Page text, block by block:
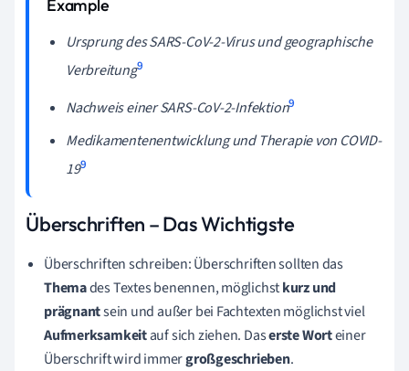
Ursprung des SARS-CoV-2-Virus und geographische
Verbreitung9
Nachweis einer SARS-CoV-2-Infektion9
Medikamentenentwicklung und Therapie von COVID-
199
Überschriften – Das Wichtigste
Überschriften schreiben: Überschriften sollten das
Themades Textes benennen, möglichstkurz und
prägnantsein und außer bei Fachtexten möglichst viel
Aufmerksamkeitauf sich ziehen. Daserste Worteiner
Überschrift wird immergroßgeschrieben.